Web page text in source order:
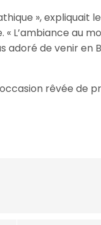
», expliquait
« L’ambiance au
de venir en
rêvée de